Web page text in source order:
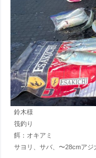
鈴木様
筏釣り
餌：オキアミ
サヨリ、サバ、〜28cmアジ